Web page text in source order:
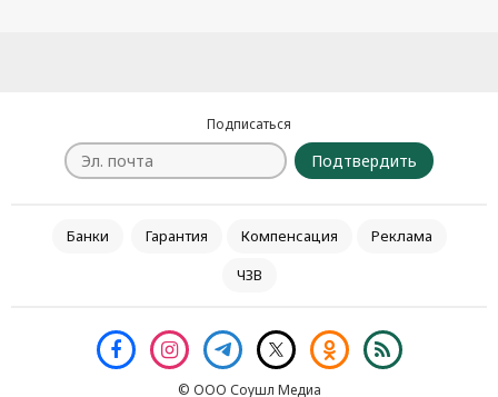
Подписаться
Подтвердить
Банки Гарантия Компенсация
Реклама
ЧЗВ
© ООО Соушл Медиа